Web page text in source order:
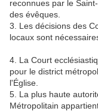
reconnues par le
des évêques.
3. Les décisions des
locaux sont
4. La Court
pour le district
l'Église.
5. La plus haute
Métropolitain